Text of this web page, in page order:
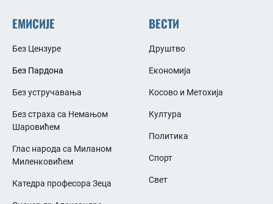
ЕМИСИЈЕ
Без Цензуре
Без Пардона
Без устручавања
Без страха са Немањом
Шаровићем
Глас народа са Миланом
Миленковићем
Катедра професора Зеца
ВЕСТИ
Друштво
Економија
Косово и Метохија
Култура
Политика
Спорт
Свет